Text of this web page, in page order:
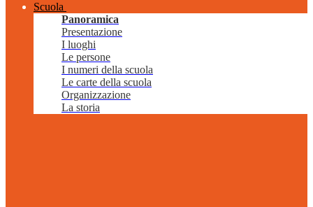
Scuola
Panoramica
Presentazione
I luoghi
Le persone
I numeri della scuola
Le carte della scuola
Organizzazione
La storia